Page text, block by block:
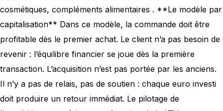
cosmétiques, compléments alimentaires . **Le modèle par
capitalisation** Dans ce modèle, la commande doit être
profitable dès le premier achat. Le client n’a pas besoin de
revenir : l’équilibre financier se joue dès la première
transaction. L’acquisition n’est pas portée par les anciens.
Il n’y a pas de relais, pas de soutien : chaque euro investi
doit produire un retour immédiat. Le pilotage de